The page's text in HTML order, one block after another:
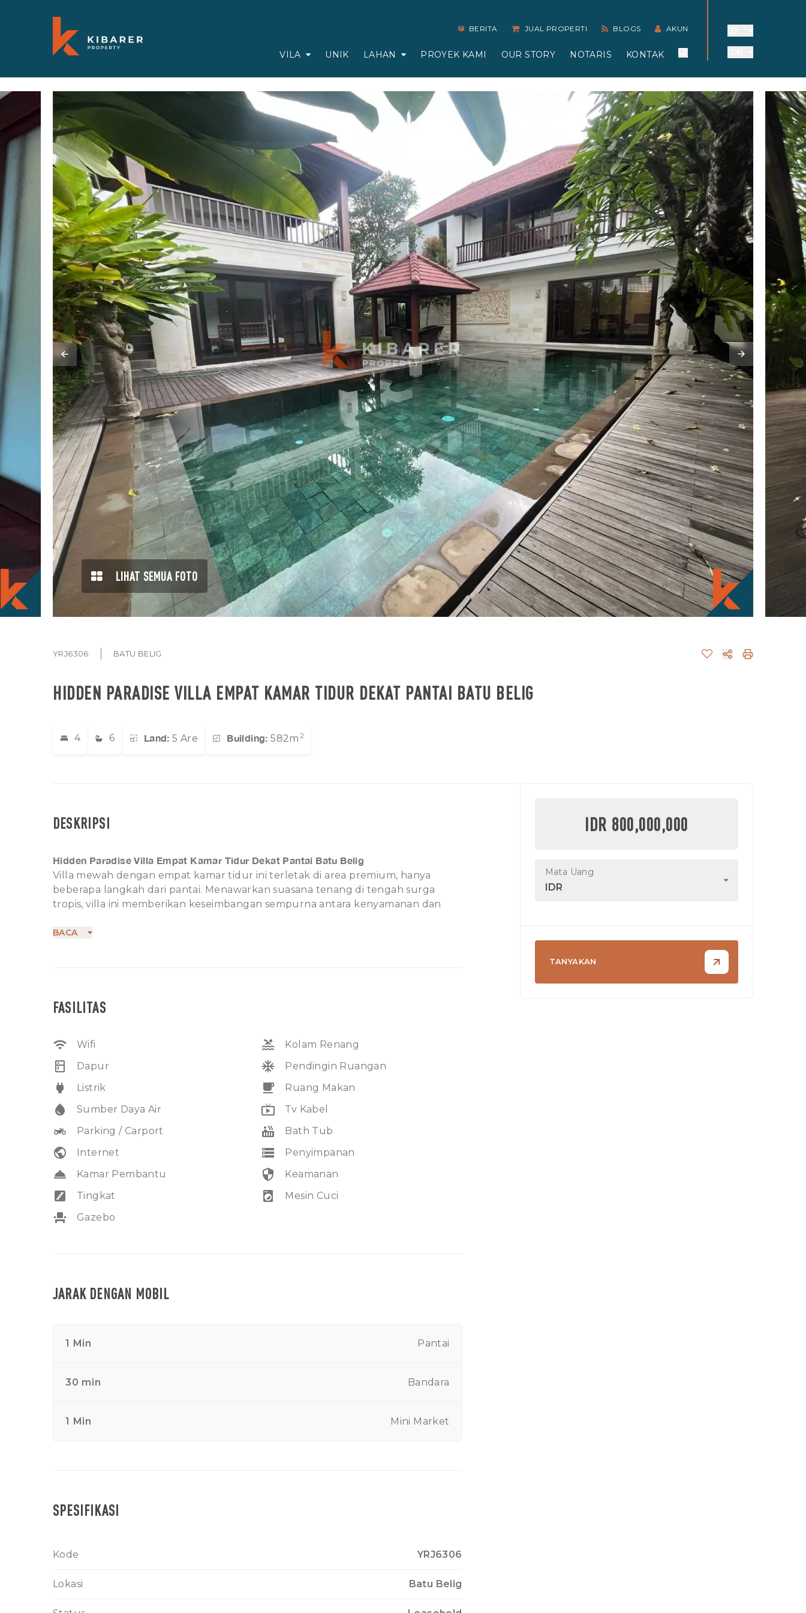
BERITA JUAL PROPERTI BLOGS AKUN
VILA UNIK LAHAN PROYEK KAMI OUR STORY NOTARIS KONTAK
LIHAT SEMUA FOTO
YRJ6306 BATU BELIG
HIDDEN PARADISE VILLA EMPAT KAMAR TIDUR DEKAT PANTAI BATU BELIG
4 6 Land: 5 Are Building: 582m 2
DESKRIPSI
Hidden Paradise Villa Empat Kamar Tidur Dekat Pantai Batu Belig
Villa mewah dengan empat kamar tidur ini terletak di area premium, hanya
beberapa langkah dari pantai. Menawarkan suasana tenang di tengah surga
tropis, villa ini memberikan keseimbangan sempurna antara kenyamanan dan
di Bali dan 2 menit ke pantai, menjadikannya hunian ideal bagi mereka yang
BACA
FASILITAS
wifi Wifi pool Kolam Renang
kitchen Dapur ac_unit Pendingin Ruangan
power Listrik free_breakfast Ruang Makan
water_drop Sumber Daya Air live_tv Tv Kabel
two_wheeler Parking / Carport hot_tub Bath Tub
public Internet storage Penyimpanan
room_service Kamar Pembantu security Keamanan
stairs Tingkat local_laundry_service Mesin Cuci
event_seat Gazebo
JARAK DENGAN MOBIL
1 Min Pantai
30 min Bandara
1 Min Mini Market
SPESIFIKASI
Kode YRJ6306
Lokasi Batu Belig
IDR 800,000,000
Mata Uang
IDR
TANYAKAN